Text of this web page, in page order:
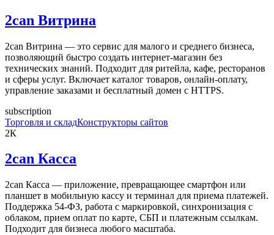
2can Витрина
2can Витрина — это сервис для малого и среднего бизнеса,
позволяющий быстро создать интернет-магазин без
технических знаний. Подходит для ритейла, кафе, ресторанов
и сферы услуг. Включает каталог товаров, онлайн-оплату,
управление заказами и бесплатный домен с HTTPS.
subscription
Торговля и складКонструкторы сайтов
2К
2can Касса
2can Касса — приложение, превращающее смартфон или
планшет в мобильную кассу и терминал для приема платежей.
Поддержка 54-ФЗ, работа с маркировкой, синхронизация с
облаком, прием оплат по карте, СБП и платежным ссылкам.
Подходит для бизнеса любого масштаба.